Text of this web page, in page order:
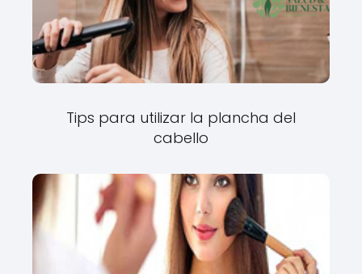
Tips para utilizar la plancha del
cabello